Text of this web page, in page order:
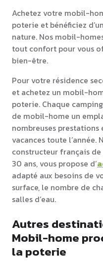
Achetez votre mobil-
poterie et bénéficiez
nature. Nos mobil-
tout confort pour vous
bien-être.
Pour votre résidence
et achetez un mobil-
poterie. Chaque
de mobil-home un
nombreuses
vacances toute l’année.
constructeur français
30 ans, vous propose d’
adapté aux besoins de
surface, le nombre de
salles d’eau.
Autres
Mobil-home
la poterie